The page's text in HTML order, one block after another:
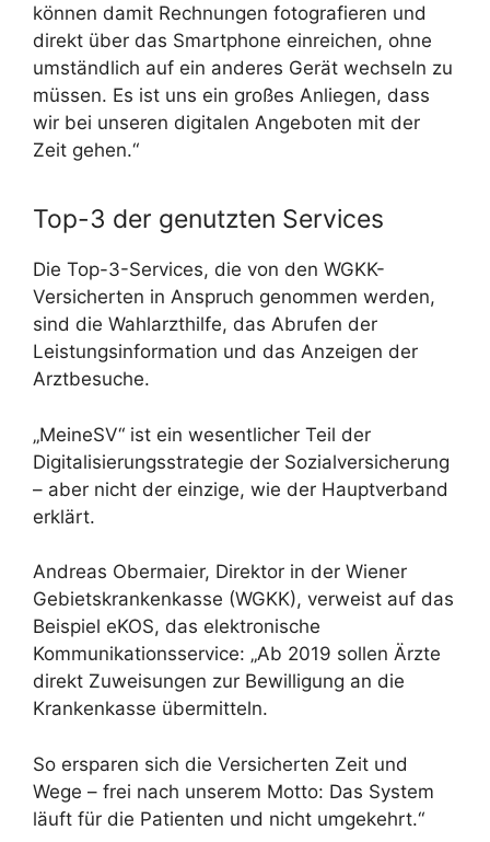
können damit Rechnungen fotografieren und
direkt über das Smartphone einreichen, ohne
umständlich auf ein anderes Gerät wechseln zu
müssen. Es ist uns ein großes Anliegen, dass
wir bei unseren digitalen Angeboten mit der
Zeit gehen.“
Top-3 der genutzten Services
Die Top-3-Services, die von den WGKK-
Versicherten in Anspruch genommen werden,
sind die Wahlarzthilfe, das Abrufen der
Leistungsinformation und das Anzeigen der
Arztbesuche.
„MeineSV“ ist ein wesentlicher Teil der
Digitalisierungsstrategie der Sozialversicherung
– aber nicht der einzige, wie der Hauptverband
erklärt.
Andreas Obermaier, Direktor in der Wiener
Gebietskrankenkasse (WGKK), verweist auf das
Beispiel eKOS, das elektronische
Kommunikationsservice: „Ab 2019 sollen Ärzte
direkt Zuweisungen zur Bewilligung an die
Krankenkasse übermitteln.
So ersparen sich die Versicherten Zeit und
Wege – frei nach unserem Motto: Das System
läuft für die Patienten und nicht umgekehrt.“